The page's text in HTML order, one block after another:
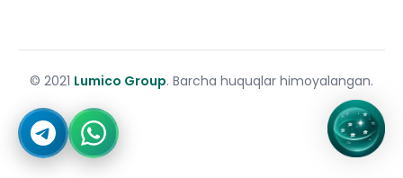
© 2021 Lumico Group. Barcha huquqlar himoyalangan.